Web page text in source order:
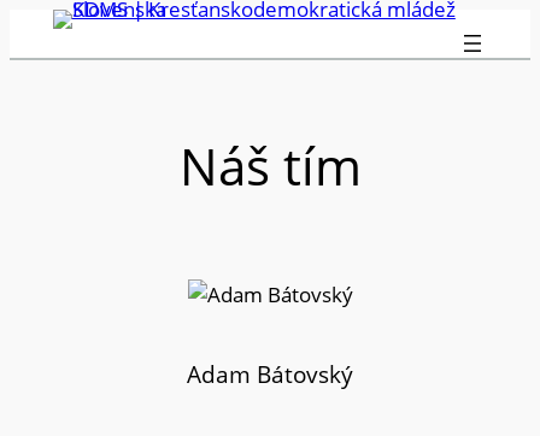
Prejsť
na
Náš tím
Adam Bátovský